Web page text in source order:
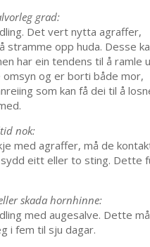
grad:
Det vert nytta agraffer,
stramme opp huda. Desse
har ein tendens til å ramle
omsyn og er borti både mor,
som kan få dei til å
nok:
med agraffer, må de
eitt eller to sting. Dette
skada hornhinne:
med augesalve. Dette
i fem til sju dagar.